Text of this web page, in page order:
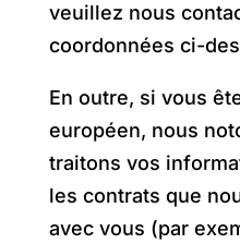
veuillez nous
coordonnées ci-
En outre, si vous
européen, nous
traitons vos
les contrats que
avec vous (par